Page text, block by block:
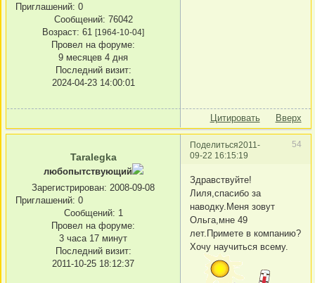
Приглашений: 0
Сообщений: 76042
Возраст: 61 [1964-10-04]
Провел на форуме:
9 месяцев 4 дня
Последний визит:
2024-04-23 14:00:01
Цитировать Вверх
Поделиться 54
2011-
09-22 16:15:19
Taralegka
любопытствующий
Зарегистрирован: 2008-09-08
Приглашений: 0
Сообщений: 1
Провел на форуме:
3 часа 17 минут
Последний визит:
2011-10-25 18:12:37
Здравствуйте!
Лиля,спасибо за
наводку.Меня зовут
Ольга,мне 49
лет.Примете в компанию?
Хочу научиться всему.